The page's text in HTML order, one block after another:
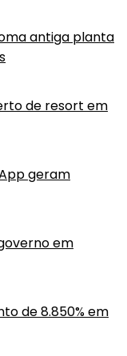
antiga planta
de resort em
geram
em
de 8.850% em